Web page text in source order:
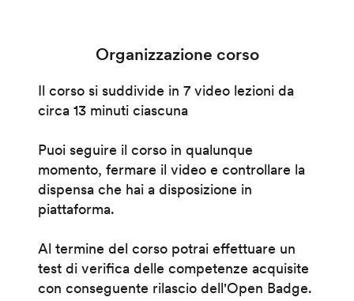
Organizzazione corso
Il corso si suddivide in 7 video lezioni da
circa 13 minuti ciascuna
Puoi seguire il corso in qualunque
momento, fermare il video e controllare la
dispensa che hai a disposizione in
piattaforma.
Al termine del corso potrai effettuare un
test di verifica delle competenze acquisite
con conseguente rilascio dell'Open Badge.